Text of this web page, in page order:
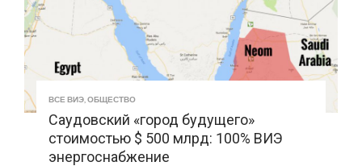
ВСЕ ВИЭ ОБЩЕСТВО
Саудовский «город будущего»
стоимостью $ 500 млрд: 100% ВИЭ
энергоснабжение